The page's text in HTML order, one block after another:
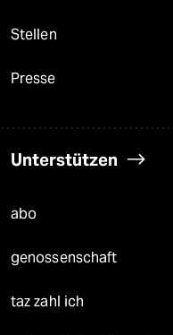
Stellen
Presse
Unterstützen
abo
genossenschaft
taz zahl ich